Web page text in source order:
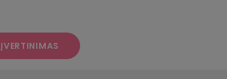
ĮVERTINIMAS